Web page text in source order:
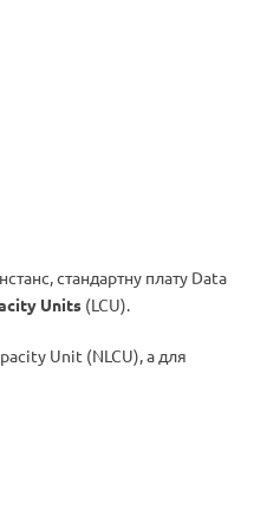
стандартну плату Data
Units(LCU).
Unit (NLCU), а для